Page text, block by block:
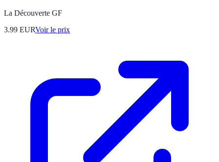
La Découverte GF
3.99 EURVoir le prix